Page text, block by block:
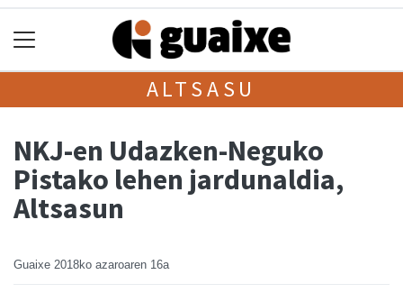
ALTSASU
NKJ-en Udazken-Neguko
Pistako lehen jardunaldia,
Altsasun
Guaixe 2018ko azaroaren 16a